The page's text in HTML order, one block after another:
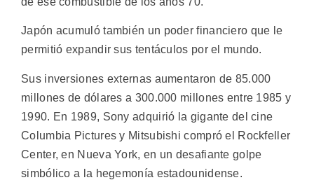
Japón acumuló también un poder financiero que le
permitió expandir sus tentáculos por el mundo.
Sus inversiones externas aumentaron de 85.000
millones de dólares a 300.000 millones entre 1985 y
1990. En 1989, Sony adquirió la gigante del cine
Columbia Pictures y Mitsubishi compró el Rockfeller
Center, en Nueva York, en un desafiante golpe
simbólico a la hegemonía estadounidense.